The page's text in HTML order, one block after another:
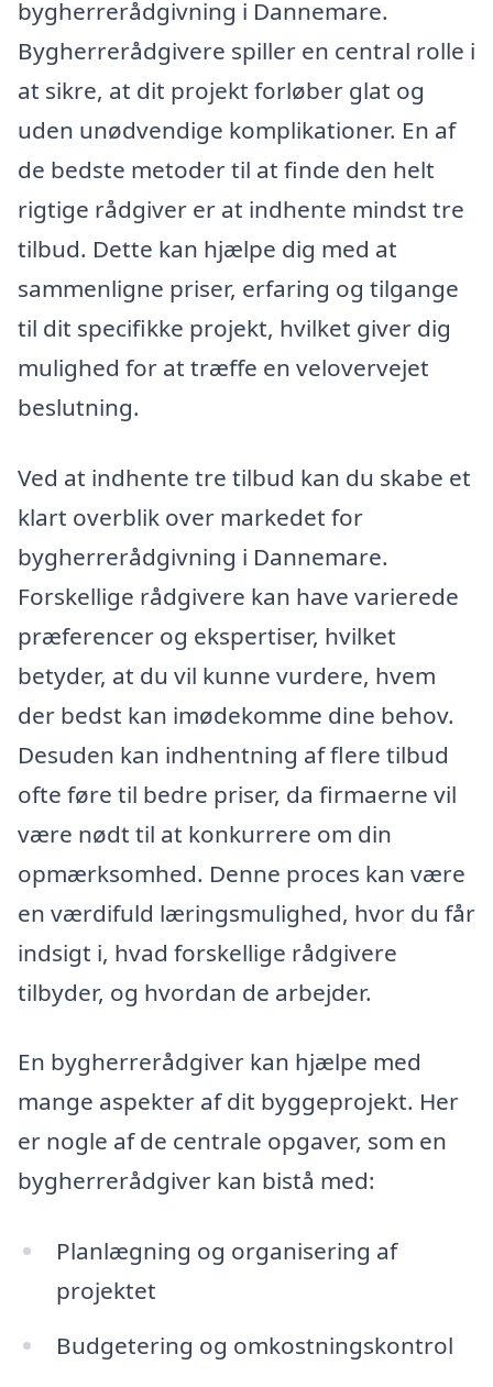
bygherrerådgivning i Dannemare.
Bygherrerådgivere spiller en central rolle i
at sikre, at dit projekt forløber glat og
uden unødvendige komplikationer. En af
de bedste metoder til at finde den helt
rigtige rådgiver er at indhente mindst tre
tilbud. Dette kan hjælpe dig med at
sammenligne priser, erfaring og tilgange
til dit specifikke projekt, hvilket giver dig
mulighed for at træffe en velovervejet
beslutning.
Ved at indhente tre tilbud kan du skabe et
klart overblik over markedet for
bygherrerådgivning i Dannemare.
Forskellige rådgivere kan have varierede
præferencer og ekspertiser, hvilket
betyder, at du vil kunne vurdere, hvem
der bedst kan imødekomme dine behov.
Desuden kan indhentning af flere tilbud
ofte føre til bedre priser, da firmaerne vil
være nødt til at konkurrere om din
opmærksomhed. Denne proces kan være
en værdifuld læringsmulighed, hvor du får
indsigt i, hvad forskellige rådgivere
tilbyder, og hvordan de arbejder.
En bygherrerådgiver kan hjælpe med
mange aspekter af dit byggeprojekt. Her
er nogle af de centrale opgaver, som en
bygherrerådgiver kan bistå med:
Planlægning og organisering af
projektet
Budgetering og omkostningskontrol